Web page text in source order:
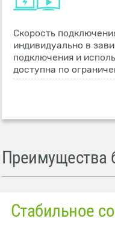
Скорость
индивидуально в
подключения и
доступна по
Преимущества
Стабильное